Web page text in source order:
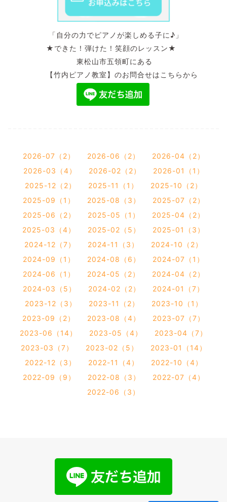
「自分の力でピアノが楽しめる子に♪」
★できた！弾けた！笑顔のレッスン★
東松山市五領町にある
【竹内ピアノ教室】のお問合せはこちらから
2026-07（2） 2026-06（2）
2026-04（2）
2026-03（4）
2026-02（2）
2026-01（1）
2025-12（2）
2025-11（1）
2025-10（2）
2025-09（1）
2025-08（3）
2025-07（2）
2025-06（2）
2025-05（1）
2025-04（2）
2025-03（4）
2025-02（5）
2025-01（3）
2024-12（7）
2024-11（3）
2024-10（2）
2024-09（1）
2024-08（6）
2024-07（1）
2024-06（1）
2024-05（2）
2024-04（2）
2024-03（5）
2024-02（2）
2024-01（7）
2023-12（3）
2023-11（2）
2023-10（1）
2023-09（2）
2023-08（4）
2023-07（7）
2023-06（14）
2023-05（4）
2023-04（7）
2023-03（7）
2023-02（5）
2023-01（14）
2022-12（3）
2022-11（4）
2022-10（4）
2022-09（9）
2022-08（3）
2022-07（4）
2022-06（3）